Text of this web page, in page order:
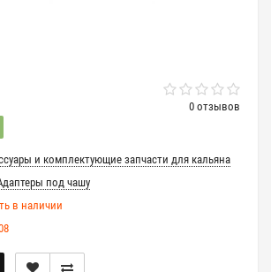
0 отзывов
и комплектующие запчасти для кальяна
под чашу
в наличии